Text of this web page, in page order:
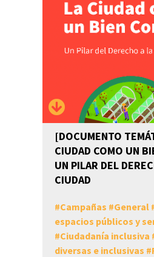
[DOCUMENTO
CIUDAD COMO UN
UN PILAR DEL
CIUDAD
#Campañas #General
espacios públicos y
#Ciudadanía inclusiva
diversas e inclusivas #